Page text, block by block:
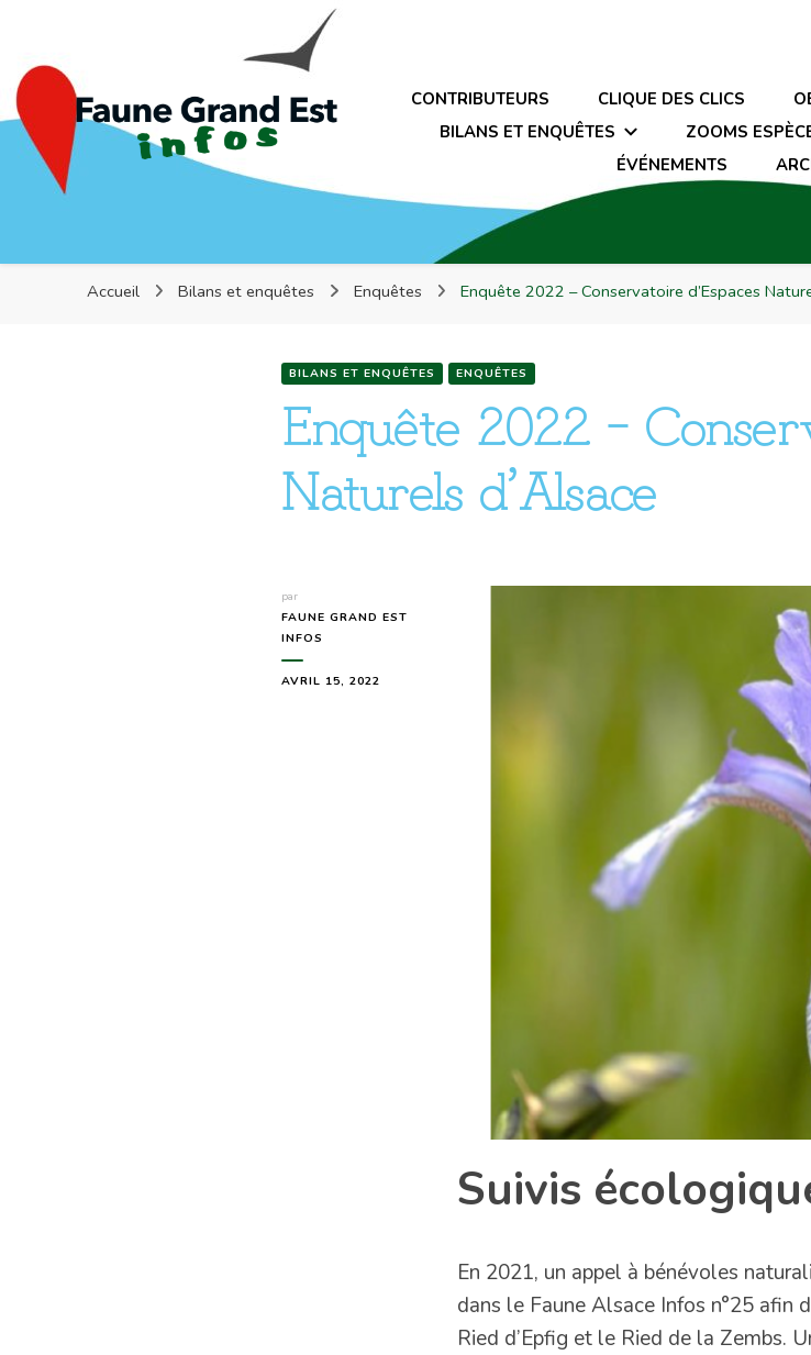
Faune Grand Est Infos
CONTRIBUTEURS CLIQUE DES CLICS
BILANS ET ENQUÊTES
ZOOMS
ÉVÉNEMENTS
Accueil Bilans et enquêtes Enquêtes Enquête 2022 – Conservatoire d’Espaces
BILANS ET ENQUÊTES ENQUÊTES
Enquête 2022 –
Naturels d’Alsace
par
FAUNE GRAND EST
INFOS
AVRIL 15, 2022
Suivis
En 2021, un appel à bénévoles
dans le Faune Alsace Infos n°25 afin
Ried d’Epfig et le Ried de la Zembs.